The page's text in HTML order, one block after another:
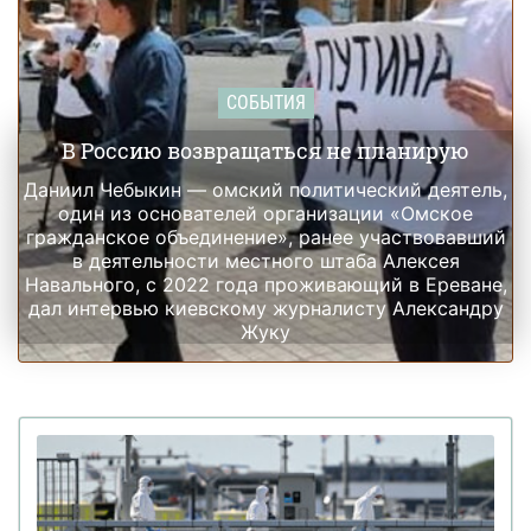
СОБЫТИЯ
В Россию возвращаться не планирую
Даниил Чебыкин — омский политический деятель,
один из основателей организации «Омское
гражданское объединение», ранее участвовавший
в деятельности местного штаба Алексея
Навального, с 2022 года проживающий в Ереване,
дал интервью киевскому журналисту Александру
Жуку